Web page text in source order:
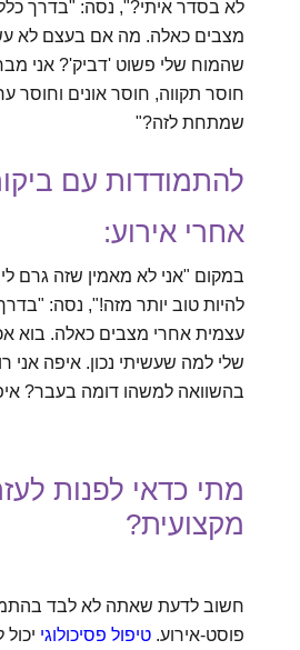
לא בסדר איתי?", נסה: "בדרך
מצבים כאלה. מה אם בעצם לא
שהמוח שלי פשוט 'דביק'? אני
חוסר תקווה, חוסר אונים וחוסר
שמתחת לזה?"
להתמודדות עם
אחרי אירוע:
במקום "אני לא מאמין שזה גרם
להיות טוב יותר מזה!", נסה:
עצמית אחרי מצבים כאלה. בוא
שלי למה שעשיתי נכון. איפה אני
בהשוואה למשהו דומה בעבר?
מתי כדאי לפנות
מקצועית?
חשוב לדעת שאתה לא לבד
פוסט-אירוע. טיפול פסיכולוגי